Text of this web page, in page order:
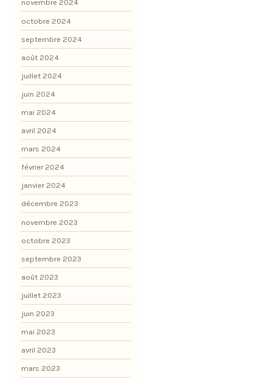
novembre 2024
octobre 2024
septembre 2024
août 2024
juillet 2024
juin 2024
mai 2024
avril 2024
mars 2024
février 2024
janvier 2024
décembre 2023
novembre 2023
octobre 2023
septembre 2023
août 2023
juillet 2023
juin 2023
mai 2023
avril 2023
mars 2023